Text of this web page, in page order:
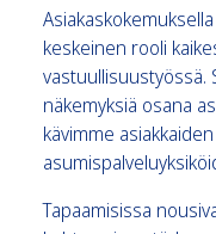
keskeinen rooli
vastuullisuustyössä.
näkemyksiä osana
kävimme
Tapaamisissa